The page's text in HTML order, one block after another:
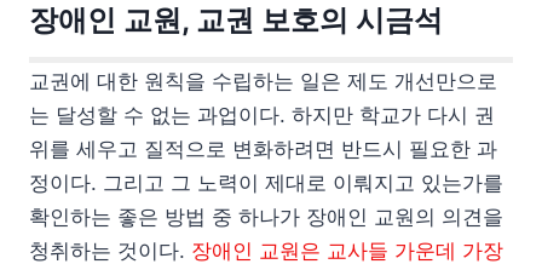
장애인 교원, 교권 보호의 시금석
교권에 대한 원칙을 수립하는 일은 제도 개선만으로
는 달성할 수 없는 과업이다. 하지만 학교가 다시 권
위를 세우고 질적으로 변화하려면 반드시 필요한 과
정이다. 그리고 그 노력이 제대로 이뤄지고 있는가를
확인하는 좋은 방법 중 하나가 장애인 교원의 의견을
청취하는 것이다. 장애인 교원은 교사들 가운데 가장